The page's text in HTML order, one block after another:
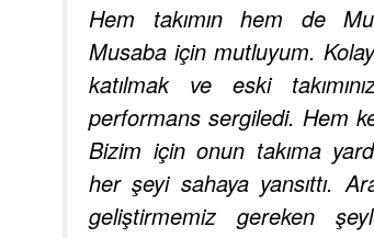
Hem takımın hem de
Musaba için mutluyum.
katılmak ve eski
performans sergiledi. Hem
Bizim için onun takıma
her şeyi sahaya yansıttı.
geliştirmemiz gereken